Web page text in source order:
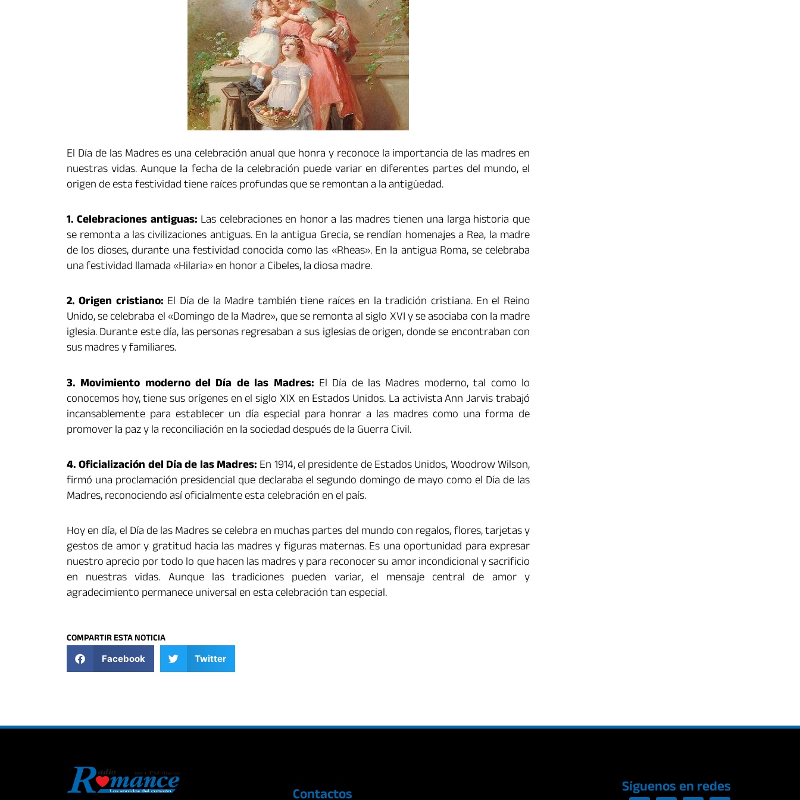
El Día de las Madres es una celebración anual que honra y reconoce la importancia de las madres en
nuestras vidas. Aunque la fecha de la celebración puede variar en diferentes partes del mundo, el
origen de esta festividad tiene raíces profundas que se remontan a la antigüedad.
1. Celebraciones antiguas: Las celebraciones en honor a las madres tienen una larga historia que
se remonta a las civilizaciones antiguas. En la antigua Grecia, se rendían homenajes a Rea, la madre
de los dioses, durante una festividad conocida como las «Rheas». En la antigua Roma, se celebraba
una festividad llamada «Hilaria» en honor a Cibeles, la diosa madre.
2. Origen cristiano: El Día de la Madre también tiene raíces en la tradición cristiana. En el Reino
Unido, se celebraba el «Domingo de la Madre», que se remonta al siglo XVI y se asociaba con la madre
iglesia. Durante este día, las personas regresaban a sus iglesias de origen, donde se encontraban con
sus madres y familiares.
3. Movimiento moderno del Día de las Madres: El Día de las Madres moderno, tal como lo
conocemos hoy, tiene sus orígenes en el siglo XIX en Estados Unidos. La activista Ann Jarvis trabajó
incansablemente para establecer un día especial para honrar a las madres como una forma de
promover la paz y la reconciliación en la sociedad después de la Guerra Civil.
4. Oficialización del Día de las Madres:En 1914, el presidente de Estados Unidos, Woodrow Wilson,
firmó una proclamación presidencial que declaraba el segundo domingo de mayo como el Día de las
Madres, reconociendo así oficialmente esta celebración en el país.
Hoy en día, el Día de las Madres se celebra en muchas partes del mundo con regalos, flores, tarjetas y
gestos de amor y gratitud hacia las madres y figuras maternas. Es una oportunidad para expresar
nuestro aprecio por todo lo que hacen las madres y para reconocer su amor incondicional y sacrificio
en nuestras vidas. Aunque las tradiciones pueden variar, el mensaje central de amor y
agradecimiento permanece universal en esta celebración tan especial.
COMPARTIR ESTA NOTICIA
Facebook Twitter
Síguenos en redes